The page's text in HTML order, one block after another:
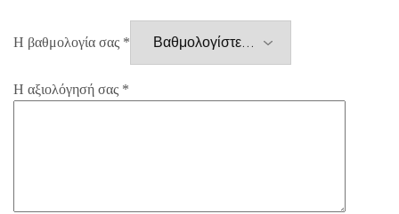
Η βαθμολογία σας *
Η αξιολόγησή σας *